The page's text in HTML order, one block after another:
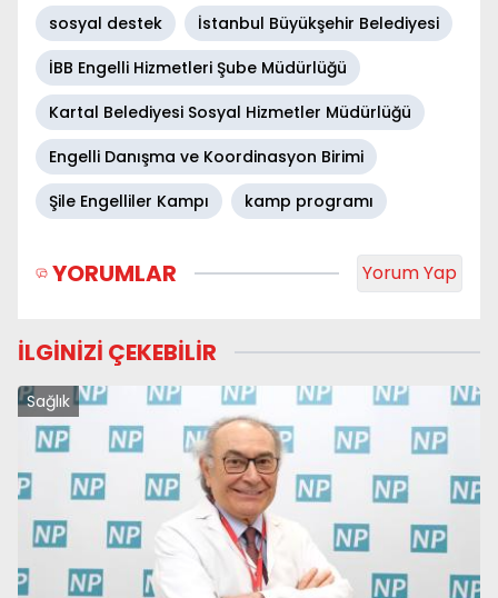
sosyal destek
İstanbul Büyükşehir Belediyesi
İBB Engelli Hizmetleri Şube Müdürlüğü
Kartal Belediyesi Sosyal Hizmetler Müdürlüğü
Engelli Danışma ve Koordinasyon Birimi
Şile Engelliler Kampı
kamp programı
YORUMLAR Yorum Yap
İLGİNİZİ ÇEKEBİLİR
Sağlık